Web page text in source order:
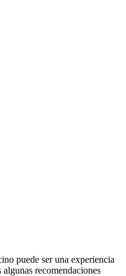
puede ser una experiencia
recomendaciones